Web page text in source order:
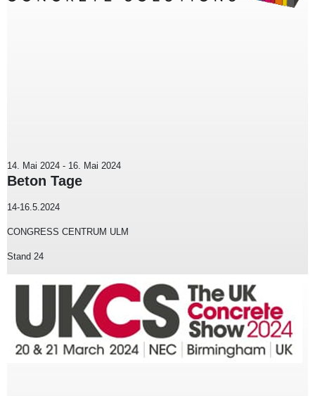
14. Mai 2024 - 16. Mai 2024
Beton Tage
14-16.5.2024
CONGRESS CENTRUM ULM
Stand 24